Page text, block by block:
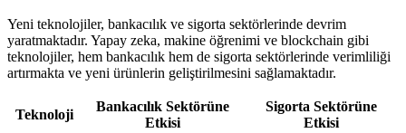
Yeni teknolojiler, bankacılık ve sigorta sektörlerinde devrim
yaratmaktadır. Yapay zeka, makine öğrenimi ve blockchain gibi
teknolojiler, hem bankacılık hem de sigorta sektörlerinde verimliliği
artırmakta ve yeni ürünlerin geliştirilmesini sağlamaktadır.
Teknoloji
Bankacılık Sektörüne
Etkisi
Sigorta Sektörüne
Etkisi